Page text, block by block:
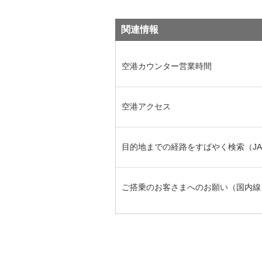
関連情報
空港カウンター営業時間
空港アクセス
目的地までの経路をすばやく検索（
ご搭乗のお客さまへのお願い（国内線